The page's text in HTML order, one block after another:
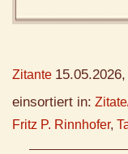
Zitante
einsortiert in:
Fritz P. Rinnhofer,